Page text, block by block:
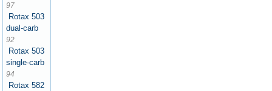
97
Rotax 503
dual-carb
92
Rotax 503
single-carb
94
Rotax 582